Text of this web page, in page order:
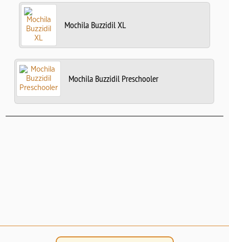
Mochila Buzzidil XL
Mochila Buzzidil Preschooler